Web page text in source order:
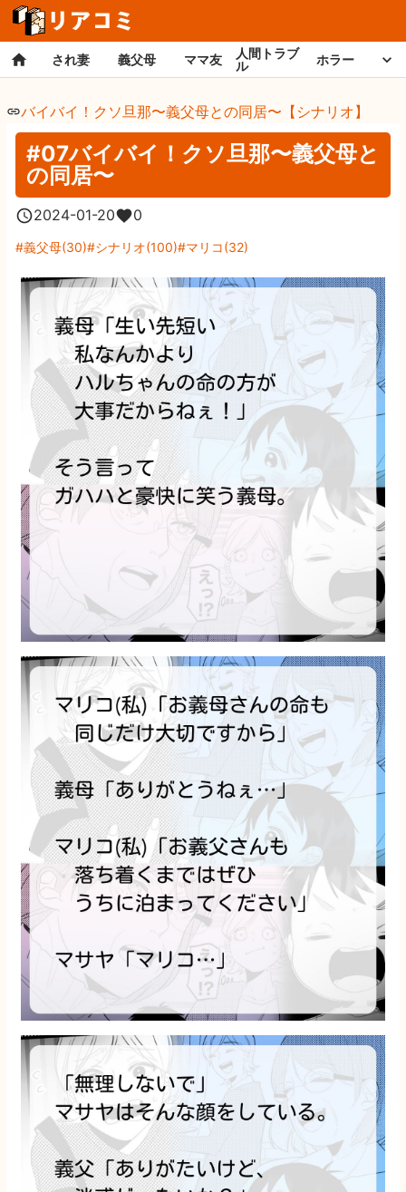
され妻 義父母 ママ友
人間トラブ
ル
ホラー
バイバイ！クソ旦那〜義父母との同居〜【シナリオ】
#07バイバイ！クソ旦那〜義父母と
の同居〜
2024-01-20 0
義父母(30) シナリオ(100) マリコ(32)